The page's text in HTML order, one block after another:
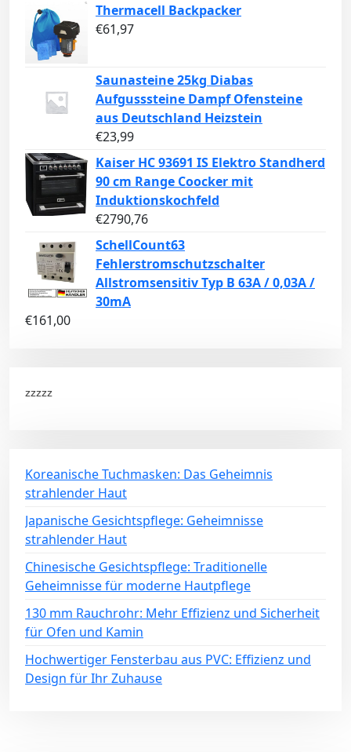
Thermacell Backpacker
€61,97
Saunasteine 25kg Diabas
Aufgusssteine Dampf Ofensteine
aus Deutschland Heizstein
€23,99
Kaiser HC 93691 IS Elektro Standherd
90 cm Range Coocker mit
Induktionskochfeld
€2790,76
SchellCount63
Fehlerstromschutzschalter
Allstromsensitiv Typ B 63A / 0,03A /
30mA
€161,00
zzzzz
Koreanische Tuchmasken: Das Geheimnis
strahlender Haut
Japanische Gesichtspflege: Geheimnisse
strahlender Haut
Chinesische Gesichtspflege: Traditionelle
Geheimnisse für moderne Hautpflege
130 mm Rauchrohr: Mehr Effizienz und Sicherheit
für Ofen und Kamin
Hochwertiger Fensterbau aus PVC: Effizienz und
Design für Ihr Zuhause